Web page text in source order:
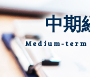
中期
Medium-term